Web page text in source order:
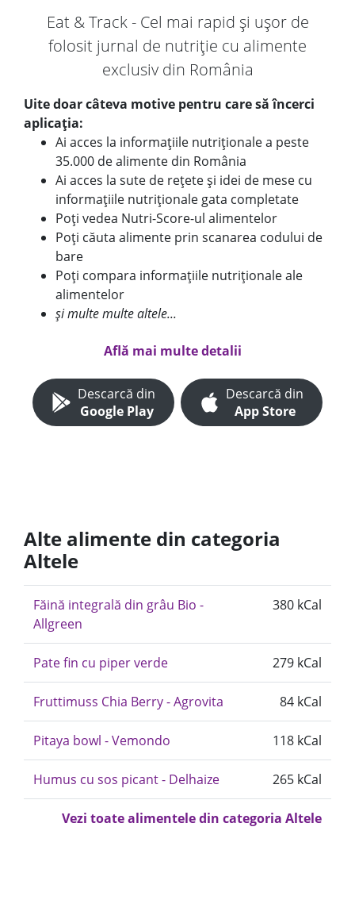
Eat & Track - Cel mai rapid și ușor de
folosit jurnal de nutriție cu alimente
exclusiv din România
Uite doar câteva motive pentru care să încerci
aplicația:
Ai acces la informațiile nutriționale a peste
35.000 de alimente din România
Ai acces la sute de rețete și idei de mese cu
informațiile nutriționale gata completate
Poți vedea Nutri-Score-ul alimentelor
Poți căuta alimente prin scanarea codului de
bare
Poți compara informațiile nutriționale ale
alimentelor
și multe multe altele...
Află mai multe detalii
Descarcă din
Google Play
Descarcă din
App Store
Alte alimente din categoria
Altele
Făină integrală din grâu Bio -
Allgreen
380 kCal
Pate fin cu piper verde 279 kCal
Fruttimuss Chia Berry - Agrovita 84 kCal
Pitaya bowl - Vemondo 118 kCal
Humus cu sos picant - Delhaize 265 kCal
Vezi toate alimentele din categoria Altele